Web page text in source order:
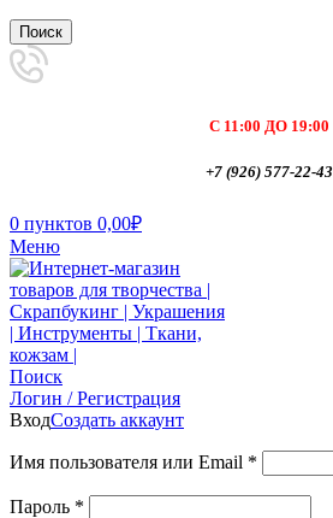
Поиск
С 11:00 ДО 19:00
+7 (926) 577-22-43
0 пунктов 0,00₽
Меню
Поиск
Логин / Регистрация
ВходСоздать аккаунт
Имя пользователя или Email *
Пароль *